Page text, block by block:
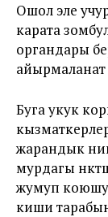
Ошол эле
карата
органдары
айырмаланат
Буга укук
жарандык
мурдагы
жумуп коюшу
киши